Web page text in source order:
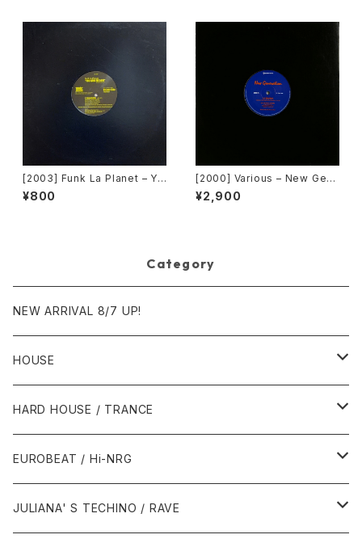
[2003] Funk La Planet – Yo
u Gave Me Love (Funk La
Planet 008) [Funk La Plane
¥800
[2000] Various – New Gen
eration / Back To The "Dis
co" ~私もDiscoへ連れていっ
¥2,900
Category
NEW ARRIVAL 8/7 UP!
HOUSE
1980年代
1987年・以前
1988年
1990年代
1990年
2000年代
HARD HOUSE / TRANCE
1990年代
1994年・以前
2000年代
EUROBEAT / Hi-NRG
1980年代
JULIANA' S TECHINO / RAVE